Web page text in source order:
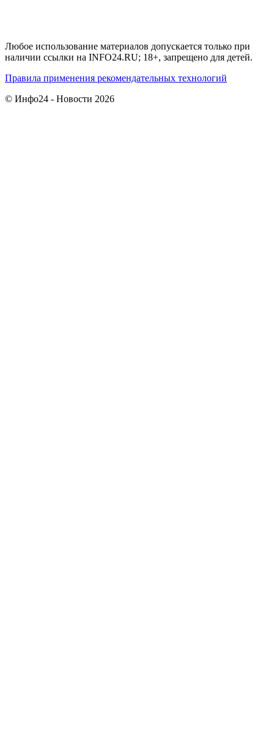
Любое использование материалов допускается только при
наличии ссылки на INFO24.RU; 18+, запрещено для детей.
Правила применения рекомендательных технологий
© Инфо24 - Новости 2026